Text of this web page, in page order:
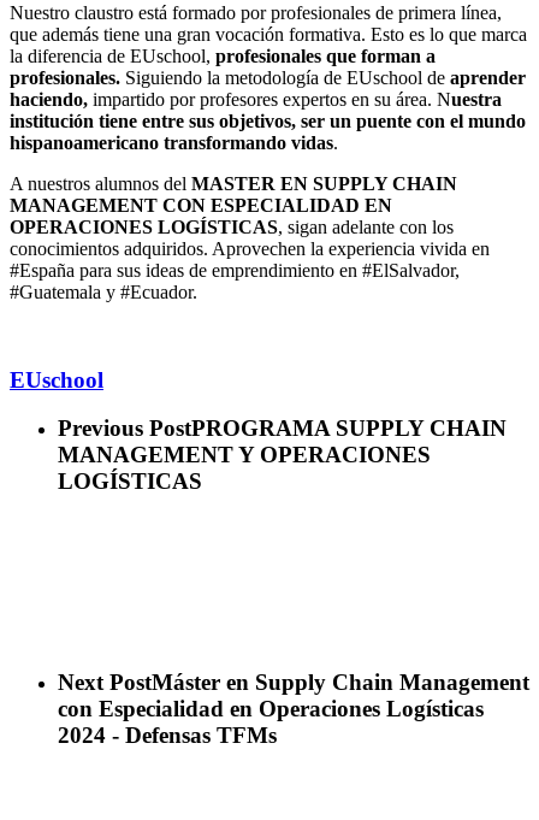
Nuestro claustro está formado por profesionales de primera línea,
que además tiene una gran vocación formativa. Esto es lo que marca
la diferencia de EUschool, profesionales que forman a
profesionales. Siguiendo la metodología de EUschool de aprender
haciendo, impartido por profesores expertos en su área. Nuestra
institución tiene entre sus objetivos, ser un puente con el mundo
hispanoamericano transformando vidas.
A nuestros alumnos del MASTER EN SUPPLY CHAIN
MANAGEMENT CON ESPECIALIDAD EN
OPERACIONES LOGÍSTICAS, sigan adelante con los
conocimientos adquiridos. Aprovechen la experiencia vivida en
#España para sus ideas de emprendimiento en #ElSalvador,
#Guatemala y #Ecuador.
EUschool
Previous PostPROGRAMA SUPPLY CHAIN
MANAGEMENT Y OPERACIONES
LOGÍSTICAS
Next PostMáster en Supply Chain Management
con Especialidad en Operaciones Logísticas
2024 - Defensas TFMs